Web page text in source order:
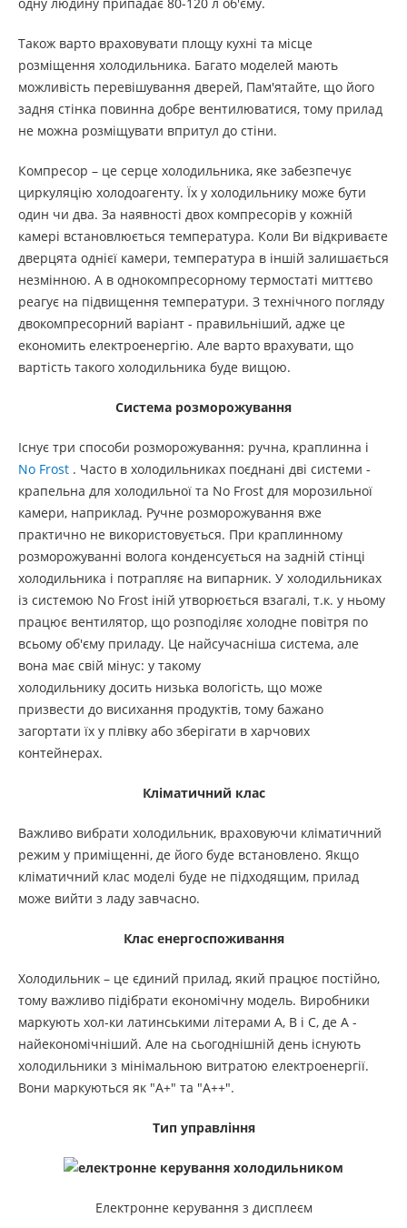
Також варто враховувати площу кухні та місце
розміщення холодильника. Багато моделей мають
можливість перевішування дверей, Пам'ятайте, що його
задня стінка повинна добре вентилюватися, тому прилад
не можна розміщувати впритул до стіни.
Компресор – це серце холодильника, яке забезпечує
циркуляцію холодоагенту. Їх у холодильнику може бути
один чи два. За наявності двох компресорів у кожній
камері встановлюється температура. Коли Ви відкриваєте
дверцята однієї камери, температура в іншій залишається
незмінною. А в однокомпресорному термостаті миттєво
реагує на підвищення температури. З технічного погляду
двокомпресорний варіант - правильніший, адже це
економить електроенергію. Але варто врахувати, що
вартість такого холодильника буде вищою.
Система розморожування
Існує три способи розморожування: ручна, краплинна і
No Frost . Часто в холодильниках поєднані дві системи -
крапельна для холодильної та No Frost для морозильної
камери, наприклад. Ручне розморожування вже
практично не використовується. При краплинному
розморожуванні волога конденсується на задній стінці
холодильника і потрапляє на випарник. У холодильниках
із системою No Frost іній утворюється взагалі, т.к. у ньому
працює вентилятор, що розподіляє холодне повітря по
всьому об'єму приладу. Це найсучасніша система, але
вона має свій мінус: у такому
холодильнику досить низька вологість, що може
призвести до висихання продуктів, тому бажано
загортати їх у плівку або зберігати в харчових
контейнерах.
Кліматичний клас
Важливо вибрати холодильник, враховуючи кліматичний
режим у приміщенні, де його буде встановлено. Якщо
кліматичний клас моделі буде не підходящим, прилад
може вийти з ладу завчасно.
Клас енергоспоживання
Холодильник – це єдиний прилад, який працює постійно,
тому важливо підібрати економічну модель. Виробники
маркують хол-ки латинськими літерами A, B і C, де А -
найекономічніший. Але на сьогоднішній день існують
холодильники з мінімальною витратою електроенергії.
Вони маркуються як "А+" та "А++".
Тип управління
Електронне керування з дисплеєм